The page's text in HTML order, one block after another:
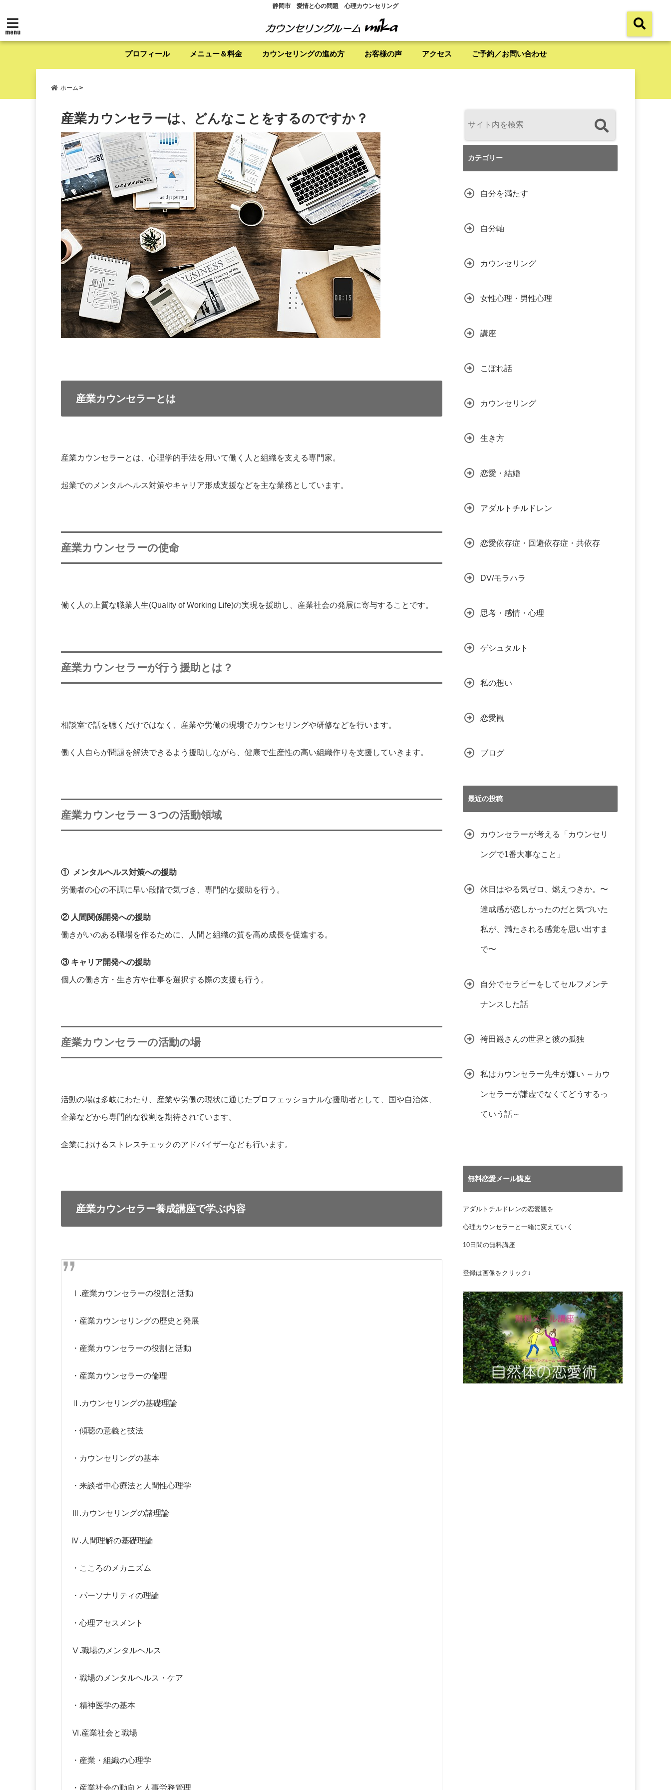
静岡市 愛情と心の問題 心理カウンセリング
menu
プロフィール メニュー＆料金 カウンセリングの進め方 お客様の声 アクセス ご予約／お問い合わせ
ホーム
産業カウンセラーは、どんなことをするのですか？
産業カウンセラーとは
産業カウンセラーとは、心理学的手法を用いて働く人と組織を支える専門家。
起業でのメンタルヘルス対策やキャリア形成支援などを主な業務としています。
産業カウンセラーの使命
働く人の上質な職業人生(Quality of Working Life)の実現を援助し、産業社会の発展に寄与することです。
産業カウンセラーが行う援助とは？
相談室で話を聴くだけではなく、産業や労働の現場でカウンセリングや研修などを行います。
働く人自らが問題を解決できるよう援助しながら、健康で生産性の高い組織作りを支援していきます。
産業カウンセラー３つの活動領域
① メンタルヘルス対策への援助
労働者の心の不調に早い段階で気づき、専門的な援助を行う。
② 人間関係開発への援助
働きがいのある職場を作るために、人間と組織の質を高め成長を促進する。
③ キャリア開発への援助
個人の働き方・生き方や仕事を選択する際の支援も行う。
産業カウンセラーの活動の場
活動の場は多岐にわたり、産業や労働の現状に通じたプロフェッショナルな援助者として、国や自治体、
企業などから専門的な役割を期待されています。
企業におけるストレスチェックのアドバイザーなども行います。
産業カウンセラー養成講座で学ぶ内容
Ⅰ .産業カウンセラーの役割と活動
・産業カウンセリングの歴史と発展
・産業カウンセラーの役割と活動
・産業カウンセラーの倫理
Ⅱ .カウンセリングの基礎理論
・傾聴の意義と技法
・カウンセリングの基本
・来談者中心療法と人間性心理学
Ⅲ .カウンセリングの諸理論
Ⅳ. 人間理解の基礎理論
・こころのメカニズム
・パーソナリティの理論
・心理アセスメント
Ⅴ.職場のメンタルヘルス
・職場のメンタルヘルス・ケア
・精神医学の基本
Ⅵ.産業社会と職場
・産業・組織の心理学
・産業社会の動向と人事労務管理
カテゴリー
自分を満たす
自分軸
カウンセリング
女性心理・男性心理
講座
こぼれ話
カウンセリング
生き方
恋愛・結婚
アダルトチルドレン
恋愛依存症・回避依存症・共依存
DV/モラハラ
思考・感情・心理
ゲシュタルト
私の想い
恋愛観
ブログ
最近の投稿
カウンセラーが考える「カウンセリ
ングで1番大事なこと」
休日はやる気ゼロ、燃えつきか。〜
達成感が恋しかったのだと気づいた
私が、満たされる感覚を思い出すま
で〜
自分でセラピーをしてセルフメンテ
ナンスした話
袴田巌さんの世界と彼の孤独
私はカウンセラー先生が嫌い ～カウ
ンセラーが謙虚でなくてどうするっ
ていう話～
無料恋愛メール講座
アダルトチルドレンの恋愛観を
心理カウンセラーと一緒に変えていく
10日間の無料講座
登録は画像をクリック↓